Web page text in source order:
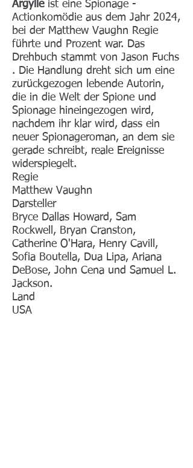
Argylleist eine Spionage -
Actionkomödie aus dem Jahr 2024,
bei der Matthew Vaughn Regie
führte und Prozent war. Das
Drehbuch stammt von Jason Fuchs
. Die Handlung dreht sich um eine
zurückgezogen lebende Autorin,
die in die Welt der Spione und
Spionage hineingezogen wird,
nachdem ihr klar wird, dass ein
neuer Spionageroman, an dem sie
gerade schreibt, reale Ereignisse
widerspiegelt.
Regie
Matthew Vaughn
Darsteller
Bryce Dallas Howard, Sam
Rockwell, Bryan Cranston,
Catherine O'Hara, Henry Cavill,
Sofia Boutella, Dua Lipa, Ariana
DeBose, John Cena und Samuel L.
Jackson.
Land
USA